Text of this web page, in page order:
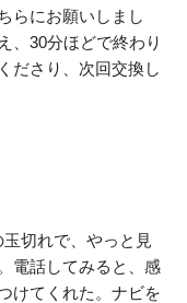
らにお願いしまし
、30分ほどで終わり
ださり、次回交換し
切れで、やっと見
電話してみると、感
けてくれた。ナビを